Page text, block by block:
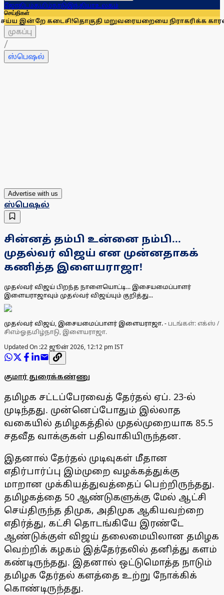
ஜோதிடம்தமிழ்நாடுஇந்தியாஉலகம்
செய்திகள்
தொகுதி மறுவரையறையை நிராகரிக்க காரணம் என்ன?
முகப்பு
/
ஸ்பெஷல்
Advertise with us
ஸ்பெஷல்
சின்னத் தம்பி உன்னை நம்பி...
முதல்வர் விஜய் என முன்னதாகக்
கணித்த இளையராஜா!
முதல்வர் விஜய் பிறந்த நாளையொட்டி... இசையமைப்பாளர்
இளையராஜாவும் முதல்வர் விஜய்யும் குறித்து...
முதல்வர் விஜய், இசையமைப்பாளர் இளையராஜா.- படங்கள்: எக்ஸ் /
சிஎம்ஓதமிழ்நாடு, இளையராஜா.
Updated On :22 ஜூன் 2026, 12:12 pm IST
குமார் துரைக்கண்ணு
தமிழக சட்டப்பேரவைத் தேர்தல் ஏப். 23-ல்
முடிந்தது. முன்னெப்போதும் இல்லாத
வகையில் தமிழகத்தில் முதல்முறையாக 85.5
சதவீத வாக்குகள் பதிவாகியிருந்தன.
இதனால் தேர்தல் முடிவுகள் மீதான
எதிர்பார்ப்பு இம்முறை வழக்கத்துக்கு
மாறான முக்கியத்துவத்தைப் பெற்றிருந்தது.
தமிழகத்தை 50 ஆண்டுகளுக்கு மேல் ஆட்சி
செய்திருந்த திமுக, அதிமுக ஆகியவற்றை
எதிர்த்து, கட்சி தொடங்கியே இரண்டே
ஆண்டுக்குள் விஜய் தலைமையிலான தமிழக
வெற்றிக் கழகம் இத்தேர்தலில் தனித்து களம்
கண்டிருந்தது. இதனால் ஒட்டுமொத்த நாடும்
தமிழக தேர்தல் களத்தை உற்று நோக்கிக்
கொண்டிருந்தது.